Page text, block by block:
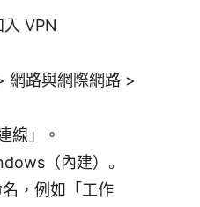
VPN
網路與網際網路 >
線」。
（內建）。
，例如「工作